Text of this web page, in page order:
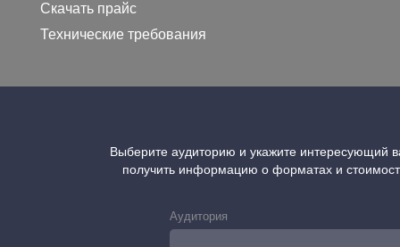
Скачать прайс
Технические требования
Выберите аудиторию и укажите интересующий
получить информацию о форматах и
Аудитория